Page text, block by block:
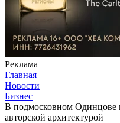
Реклама
Главная
Новости
Бизнес
В подмосковном Одинцове
авторской архитектурой